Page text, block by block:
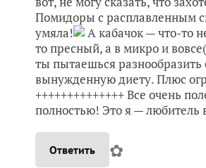
Помидоры с расплавленным
умяла!
А кабачок — что-то
то пресный, а в микро и
ты пытаешься разнообразить
вынужденную диету. Плюс
++++++++++++++ Все очень
полностью! Это я — любитель
Ответить ✿